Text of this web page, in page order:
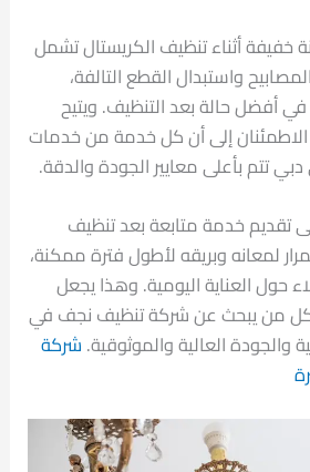
خفيفة أثناء تنظيف الكريستال تشمل
واستبدال القطع التالفة،
أفضل حالة بعد التنظيف. ويتيح
الاطمئنان إلى أن كل خدمة من خدمات
تتم بأعلى معايير الجودة والدقة.
تقديم خدمة متابعة بعد تنظيف
لمعانه وبريقه لأطول فترة ممكنة،
حول العناية اليومية. وهذا يجعل
لكل من يبحث عن شركة تنظيف نجف في
والجودة العالية والموثوقية. شركة